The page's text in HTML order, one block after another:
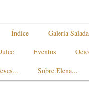
Índice
Galería Salada
Eventos
Ocio
Sobre Elena...